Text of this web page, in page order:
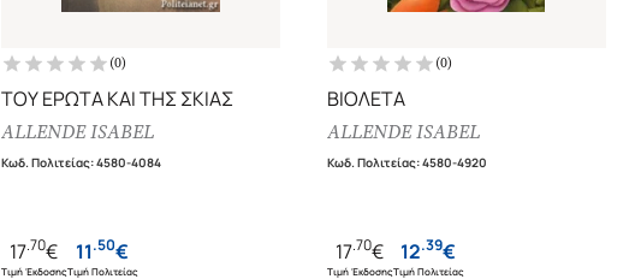
(0)
ΤΟΥ ΕΡΩΤΑ ΚΑΙ ΤΗΣ ΣΚΙΑΣ
ALLENDE ISABEL
Κωδ. Πολιτείας:4580-4084
17.70€
Τιμή Έκδοσης
11.50€
Τιμή Πολιτείας
(0)
ΒΙΟΛΕΤΑ
ALLENDE ISABEL
Κωδ. Πολιτείας:4580-4920
17.70€
Τιμή Έκδοσης
12.39€
Τιμή Πολιτείας